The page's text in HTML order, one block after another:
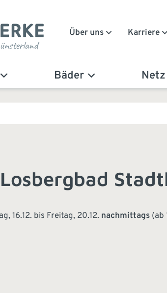
Über uns Karriere
Bäder Netz
16.12. bis Freitag, 20.12. nachmittags (ab